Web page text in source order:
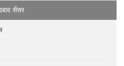
सेंसर